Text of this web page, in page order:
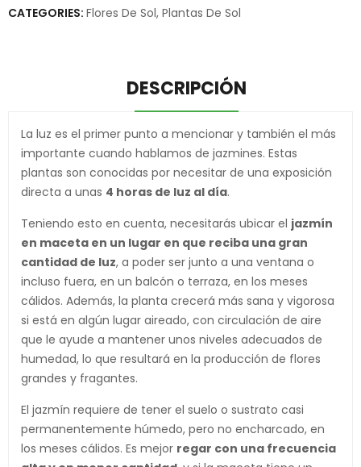
CATEGORIES: Flores De Sol, Plantas De Sol
DESCRIPCIÓN
La luz es el primer punto a mencionar y también el más
importante cuando hablamos de jazmines. Estas
plantas son conocidas por necesitar de una exposición
directa a unas 4 horas de luz al día.
Teniendo esto en cuenta, necesitarás ubicar el jazmín
en maceta en un lugar en que reciba una gran
cantidad de luz, a poder ser junto a una ventana o
incluso fuera, en un balcón o terraza, en los meses
cálidos. Además, la planta crecerá más sana y vigorosa
si está en algún lugar aireado, con circulación de aire
que le ayude a mantener unos niveles adecuados de
humedad, lo que resultará en la producción de flores
grandes y fragantes.
El jazmín requiere de tener el suelo o sustrato casi
permanentemente húmedo, pero no encharcado, en
los meses cálidos. Es mejor regar con una frecuencia